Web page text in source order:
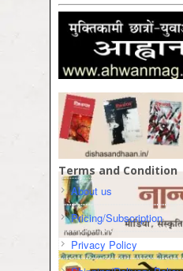
Terms and Condition
About us
Pricing/Subscription
Privacy Policy